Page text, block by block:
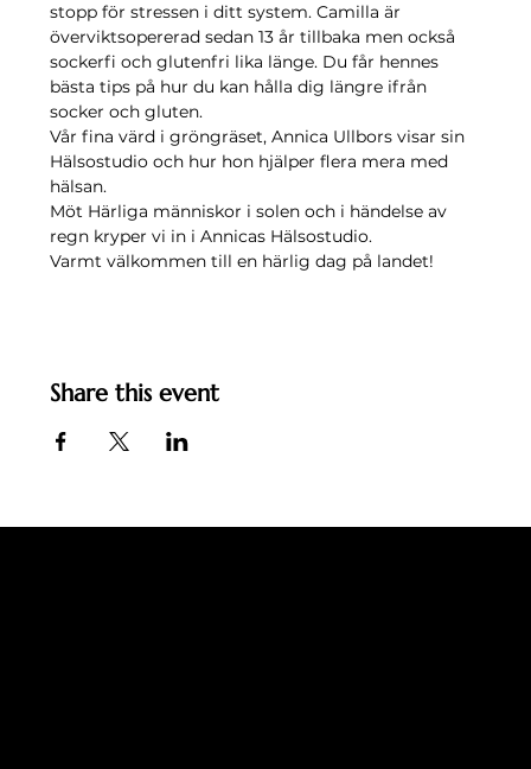
stopp för stressen i ditt system. Camilla är
överviktsopererad sedan 13 år tillbaka men också
sockerfi och glutenfri lika länge. Du får hennes
bästa tips på hur du kan hålla dig längre ifrån
socker och gluten.
Vår fina värd i gröngräset, Annica Ullbors visar sin
Hälsostudio och hur hon hjälper flera mera med
hälsan.
Möt Härliga människor i solen och i händelse av
regn kryper vi in i Annicas Hälsostudio.
Varmt välkommen till en härlig dag på landet!
Share this event